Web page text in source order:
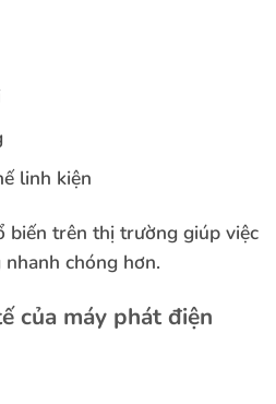
linh kiện
biến trên thị trường giúp việc
chóng hơn.
của máy phát điện